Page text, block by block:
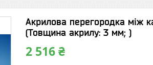
Акрилова перегородка між
(Товщина акрилу: 3 мм; )
2 516 ₴